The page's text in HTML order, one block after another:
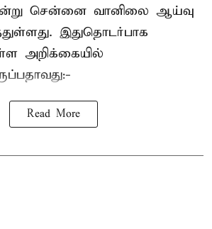
சென்னை வானிலை ஆய்வு
இதுதொடர்பாக
அறிக்கையில்
Read More